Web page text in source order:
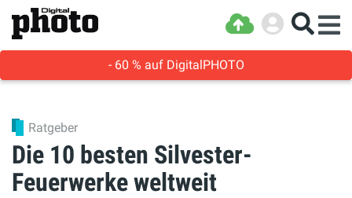
- 60 % auf DigitalPHOTO
Ratgeber
Die 10 besten Silvester-
Feuerwerke weltweit